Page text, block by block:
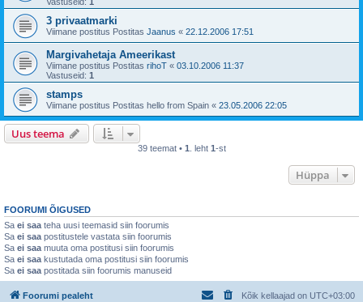
3 privaatmarki
Viimane postitus Postitas Jaanus « 22.12.2006 17:51
Margivahetaja Ameerikast
Viimane postitus Postitas rihoT « 03.10.2006 11:37
Vastuseid: 1
stamps
Viimane postitus Postitas hello from Spain « 23.05.2006 22:05
Uus teema
39 teemat • 1 . leht 1-st
Hüppa
FOORUMI ÕIGUSED
Sa ei saa teha uusi teemasid siin foorumis
Sa ei saa postitustele vastata siin foorumis
Sa ei saa muuta oma postitusi siin foorumis
Sa ei saa kustutada oma postitusi siin foorumis
Sa ei saa postitada siin foorumis manuseid
Foorumi pealeht Kõik kellaajad on UTC+03:00